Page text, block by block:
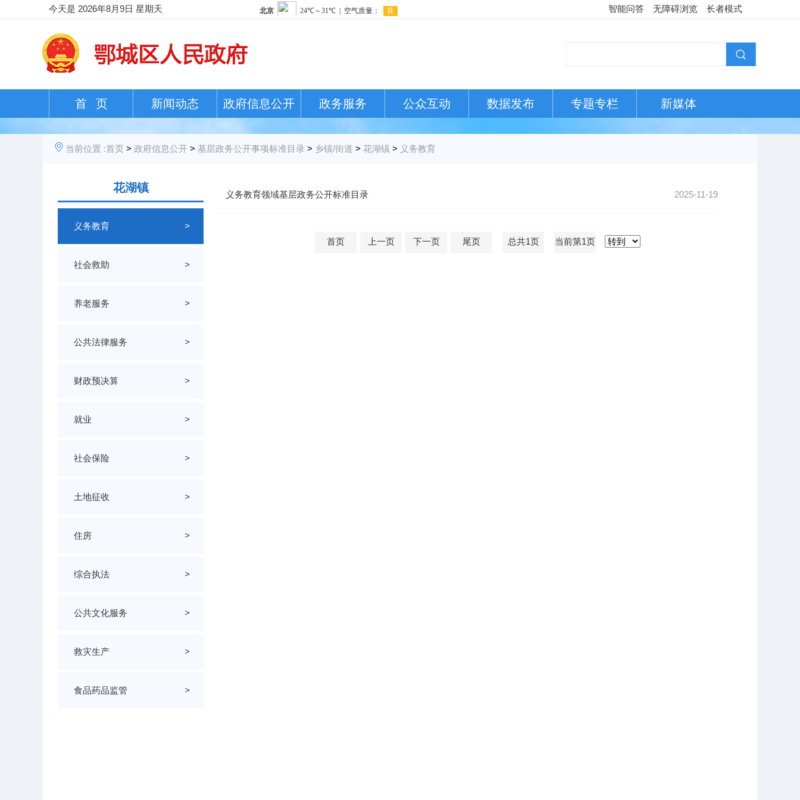
今天是 2026年8月9日 星期天 智能问答 无障碍浏览 长者模式
首 页 新闻动态 政府信息公开 政务服务 公众互动 数据发布 专题专栏 新媒体
当前位置 :首页 > 政府信息公开 > 基层政务公开事项标准目录 > 乡镇/街道 > 花湖镇 > 义务教育
花湖镇
义务教育 >
社会救助 >
养老服务 >
公共法律服务 >
财政预决算 >
就业 >
社会保险 >
土地征收 >
住房 >
综合执法 >
公共文化服务 >
救灾生产 >
食品药品监管 >
义务教育领域基层政务公开标准目录 2025-11-19
首页 上一页 下一页 尾页 总共1页 当前第1页